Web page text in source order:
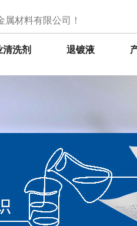
材料有限公司！
清洗剂 退镀液